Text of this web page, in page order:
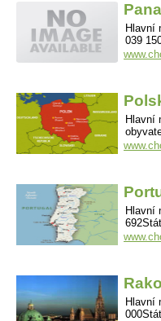
Hlavní
039
Hlavní
Hlavní
Hlavní